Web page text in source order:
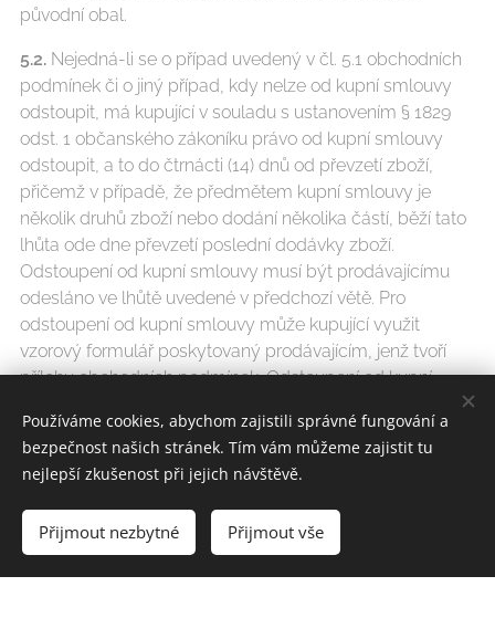
původní obal.
5.2. Nejedná-li se o případ uvedený v čl. 5.1 obchodních
podmínek či o jiný případ, kdy nelze od kupní smlouvy
odstoupit, má kupující v souladu s ustanovením § 1829
odst. 1 občanského zákoníku právo od kupní smlouvy
odstoupit, a to do čtrnácti (14) dnů od převzetí zboží,
přičemž v případě, že předmětem kupní smlouvy je
několik druhů zboží nebo dodání několika částí, běží tato
lhůta ode dne převzetí poslední dodávky zboží.
Odstoupení od kupní smlouvy musí být prodávajícímu
odesláno ve lhůtě uvedené v předchozí větě. Pro
odstoupení od kupní smlouvy může kupující využit
vzorový formulář poskytovaný prodávajícím, jenž tvoří
přílohu obchodních podmínek. Odstoupení od kupní
provozovny prodávajícího či na adresu elektronické pošty
prodávajícího[………..].
obchodních podmínek se kupní smlouva od počátku ruší.
Zboží musí být kupujícím prodávajícímu vráceno do
čtrnácti (14) dnů od doručení odstoupení od kupní
Používáme cookies, abychom zajistili správné fungování a
bezpečnost našich stránek. Tím vám můžeme zajistit tu
nejlepší zkušenost při jejich návštěvě.
Přijmout nezbytné Přijmout vše